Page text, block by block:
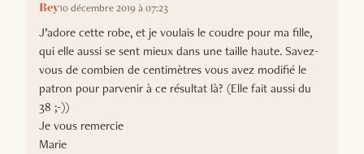
Bey10 décembre 2019 à 07:23
J’adore cette robe, et je voulais le coudre pour ma fille,
qui elle aussi se sent mieux dans une taille haute. Savez-
vous de combien de centimètres vous avez modifié le
patron pour parvenir à ce résultat là? (Elle fait aussi du
38 ;-))
Je vous remercie
Marie